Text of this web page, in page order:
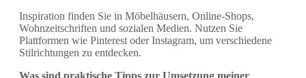
Inspiration finden Sie in Möbelhäusern, Online-Shops,
Wohnzeitschriften und sozialen Medien. Nutzen Sie
Plattformen wie Pinterest oder Instagram, um verschiedene
Stilrichtungen zu entdecken.